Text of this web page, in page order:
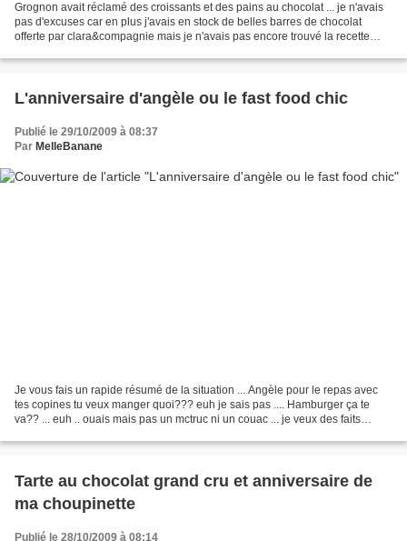
Grognon avait réclamé des croissants et des pains au chocolat ... je n'avais
pas d'excuses car en plus j'avais en stock de belles barres de chocolat
offerte par clara&compagnie mais je n'avais pas encore trouvé la recette
L'anniversaire d'angèle ou le fast food chic
Publié le 29/10/2009 à 08:37
Par MelleBanane
Je vous fais un rapide résumé de la situation ... Angèle pour le repas avec
tes copines tu veux manger quoi??? euh je sais pas .... Hamburger ça te
va?? ... euh .. ouais mais pas un mctruc ni un couac ... je veux des faits
Tarte au chocolat grand cru et anniversaire de
ma choupinette
Publié le 28/10/2009 à 08:14